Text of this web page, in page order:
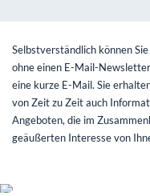
Selbstverständlich können
ohne einen E-Mail-
eine kurze E-Mail. Sie
von Zeit zu Zeit auch
Angeboten, die im
geäußerten Interesse von